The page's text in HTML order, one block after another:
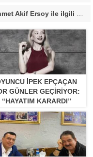
İPEK EPÇAÇAN
GÜNLER GEÇIRIYOR:
“HAYATIM KARARDI”